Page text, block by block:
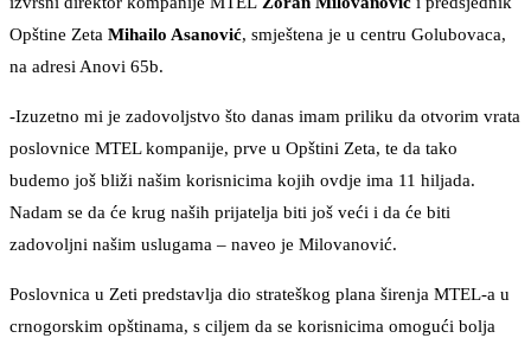
Opštine Zeta Mihailo Asanović, smještena je u centru Golubovaca,
na adresi Anovi 65b.
-Izuzetno mi je zadovoljstvo što danas imam priliku da otvorim vrata
poslovnice MTEL kompanije, prve u Opštini Zeta, te da tako
budemo još bliži našim korisnicima kojih ovdje ima 11 hiljada.
Nadam se da će krug naših prijatelja biti još veći i da će biti
zadovoljni našim uslugama – naveo je Milovanović.
Poslovnica u Zeti predstavlja dio strateškog plana širenja MTEL-a u
crnogorskim opštinama, s ciljem da se korisnicima omogući bolja